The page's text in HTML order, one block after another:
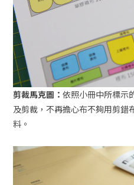
剪裁馬克圖： 依照小冊中所標示
及剪裁，不再擔心布不夠用剪錯
料。